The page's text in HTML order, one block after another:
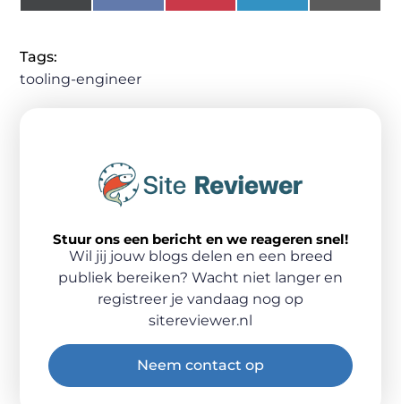
(Twitter)
Tags:
tooling-engineer
Stuur ons een bericht en we reageren snel!
Wil jij jouw blogs delen en een breed
publiek bereiken? Wacht niet langer en
registreer je vandaag nog op
sitereviewer.nl
Neem contact op